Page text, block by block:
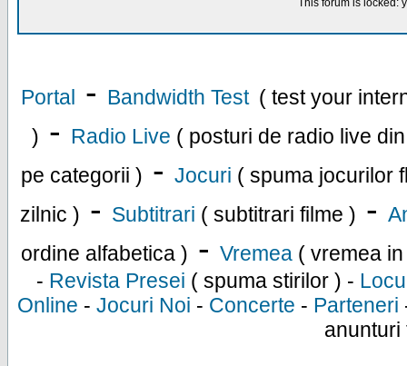
This forum is locked:
Portal - Bandwidth Test ( test your
) - Radio Live ( posturi de radio live
pe categorii ) - Jocuri ( spuma jocurilor
zilnic ) - Subtitrari ( subtitrari filme ) -
ordine alfabetica ) - Vremea ( vremea
- Revista Presei ( spuma stirilor ) -
Online - Jocuri Noi - Concerte - Parteneri
anunturi